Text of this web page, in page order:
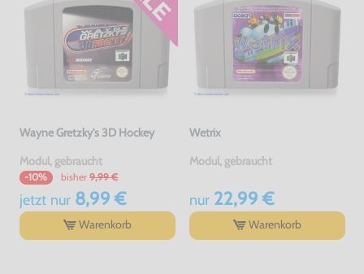
Wayne Gretzky's 3D Hockey
Modul, gebraucht
-10% bisher 9,99 €
jetzt nur8,99 €
Warenkorb
Wetrix
Modul, gebraucht
nur22,99 €
Warenkorb